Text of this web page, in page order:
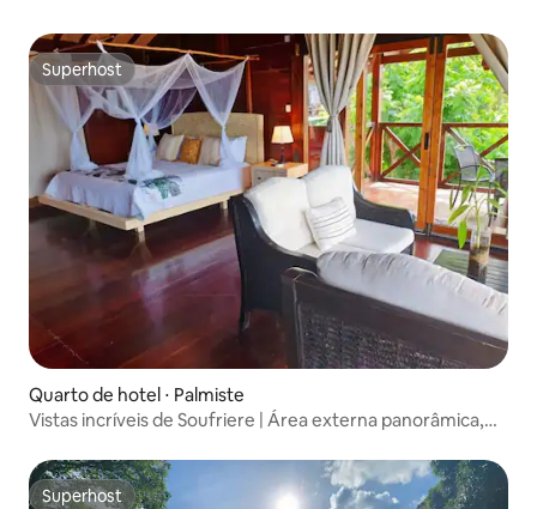
Superhost
Superhost
Quarto de hotel ⋅ Palmiste
Vistas incríveis de Soufriere | Área externa panorâmica,
Superhost